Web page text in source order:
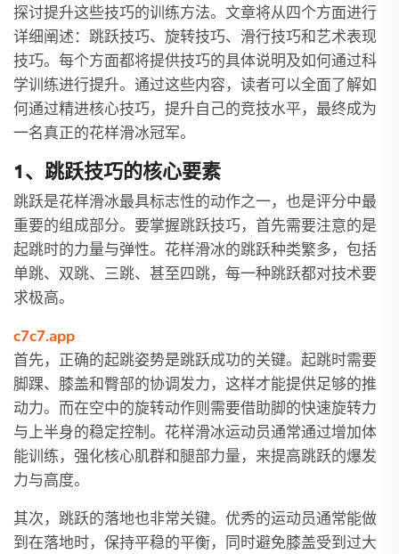
探讨提升这些技巧的训练方法。文章将从四个方面进行
详细阐述：跳跃技巧、旋转技巧、滑行技巧和艺术表现
技巧。每个方面都将提供技巧的具体说明及如何通过科
学训练进行提升。通过这些内容，读者可以全面了解如
何通过精进核心技巧，提升自己的竞技水平，最终成为
一名真正的花样滑冰冠军。
1、跳跃技巧的核心要素
跳跃是花样滑冰最具标志性的动作之一，也是评分中最
重要的组成部分。要掌握跳跃技巧，首先需要注意的是
起跳时的力量与弹性。花样滑冰的跳跃种类繁多，包括
单跳、双跳、三跳、甚至四跳，每一种跳跃都对技术要
求极高。
c7c7.app
首先，正确的起跳姿势是跳跃成功的关键。起跳时需要
脚踝、膝盖和臀部的协调发力，这样才能提供足够的推
动力。而在空中的旋转动作则需要借助脚的快速旋转力
与上半身的稳定控制。花样滑冰运动员通常通过增加体
能训练，强化核心肌群和腿部力量，来提高跳跃的爆发
力与高度。
其次，跳跃的落地也非常关键。优秀的运动员通常能做
到在落地时，保持平稳的平衡，同时避免膝盖受到过大